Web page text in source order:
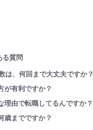
る質問
は、何回まで大丈夫ですか？
が有利ですか？
理由で転職してるんですか？
歳までですか？